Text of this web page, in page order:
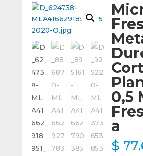
0,5
a
$